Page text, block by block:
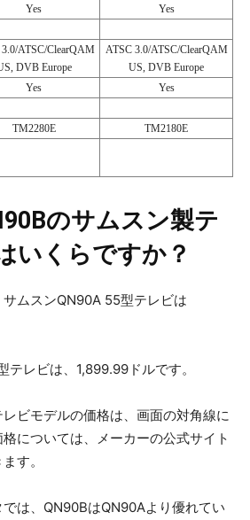
Yes
Yes
3.0/ATSC/ClearQAM
DVB Europe
ATSC 3.0/ATSC/ClearQAM
US, DVB Europe
Yes
Yes
TM2280E
TM2180E
のサムスン製テ
いくらですか？
ムスンQN90A 55型テレビは
レビは、1,899.99ドルです。
ビモデルの価格は、画面の対角線に
については、メーカーの公式サイト
す。
は、QN90BはQN90Aより優れてい